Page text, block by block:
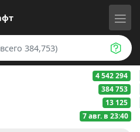
4 542 294
384 753
13 125
7 авг. в 23:40